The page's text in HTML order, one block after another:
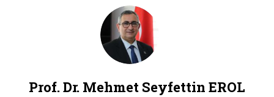
Prof. Dr. Mehmet Seyfettin EROL